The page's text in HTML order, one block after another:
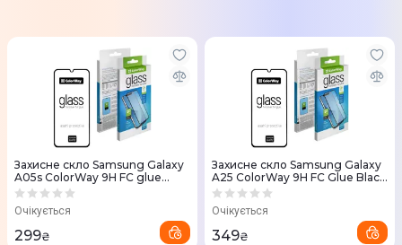
Захисне скло Samsung Galaxy
A05s ColorWay 9H FC glue
black (CW-GSFGSGA057-BK)
Очікується
299₴
Захисне скло Samsung Galaxy
A25 ColorWay 9H FC Glue Black
(CW-GSFGSGA256-BK)
Очікується
349₴